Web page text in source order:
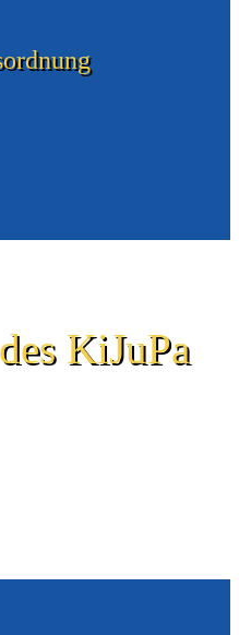
KiJuPa